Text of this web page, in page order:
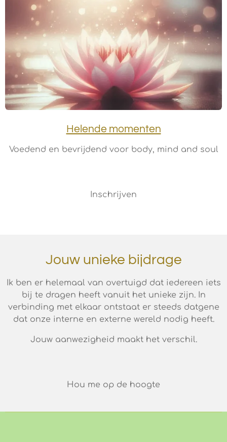
Helende momenten
Voedend en bevrijdend voor body, mind and soul
Inschrijven
Jouw unieke bijdrage
Ik ben er helemaal van overtuigd dat iedereen iets
bij te dragen heeft vanuit het unieke zijn. In
verbinding met elkaar ontstaat er steeds datgene
dat onze interne en externe wereld nodig heeft.
Jouw aanwezigheid maakt het verschil.
Hou me op de hoogte